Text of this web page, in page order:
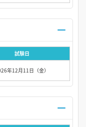
試験日
年12月11日（金）